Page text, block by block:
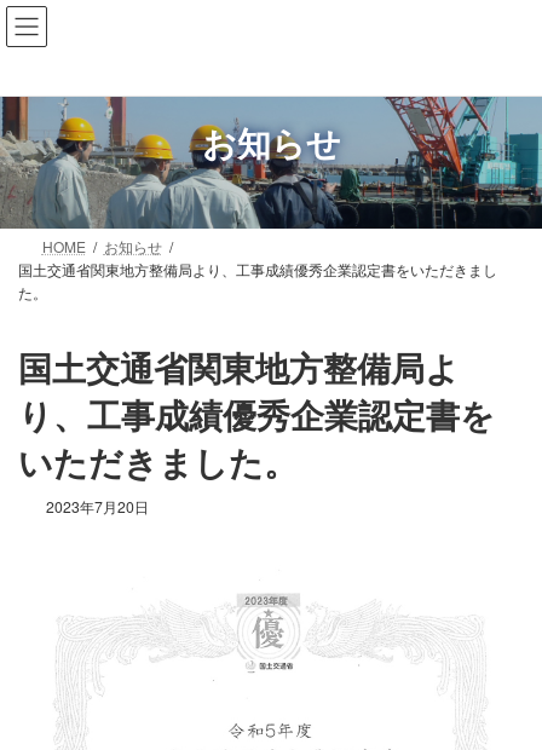
コ
ン
ツ
へ
ス
キ
ッ
ナ
ビ
シ
ョ
ン
に
移
お知らせ
HOME
お知らせ
国土交通省関東地方整備局より、工事成績優秀企業認定書をいただきまし
た。
国土交通省関東地方整備局よ
り、工事成績優秀企業認定書を
いただきました。
2023年7月20日